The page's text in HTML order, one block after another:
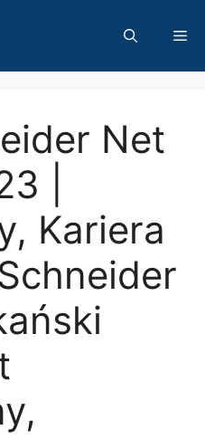
Net
|
Kariera